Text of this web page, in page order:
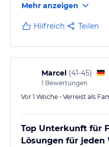
Wir waren eine Woche
Familie dort.Die beiden
Schöneben )bieten mit
jeden etwas.Der
Tiefgarage gelegen,sehr
Wir haben uns sehr
wieder.
Mehr anzeigen
Hilfreich Teilen
Marcel (41-45)
1 Bewertungen
Vor 1 Woche • Verreist als
Top Unterkunft für
Lösungen für jeden